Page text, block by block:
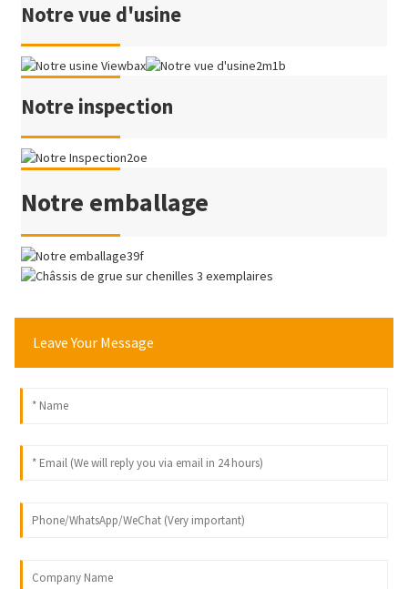
Notre vue d'usine
Notre inspection
Notre emballage
Leave Your Message